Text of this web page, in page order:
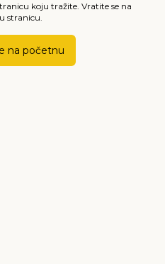
koju tražite. Vratite se na
stranicu.
na početnu